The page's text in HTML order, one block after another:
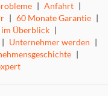
| Anfahrt |
| 60 Monate Garantie |
im Überblick |
| Unternehmer werden |
|